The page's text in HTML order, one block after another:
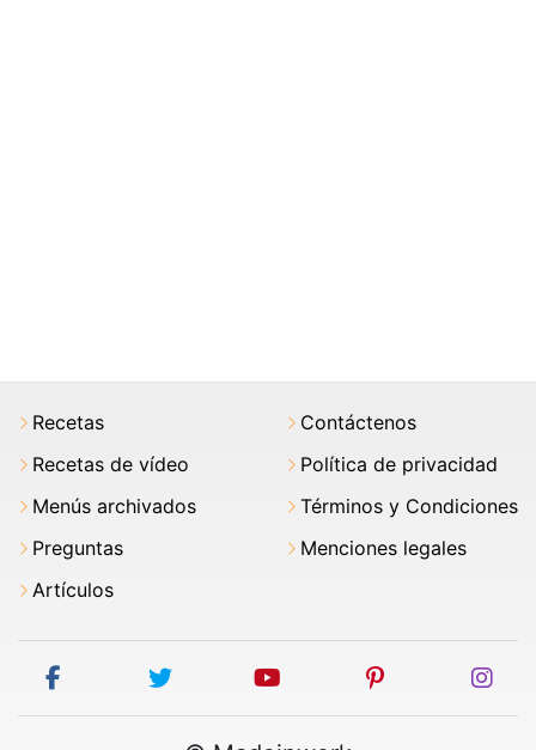
Recetas
Recetas de vídeo
Menús archivados
Preguntas
Artículos
Contáctenos
Política de privacidad
Términos y Condiciones
Menciones legales
facebook twitter youtube pinterest